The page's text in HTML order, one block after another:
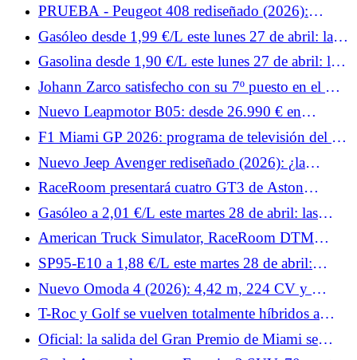
PRUEBA - Peugeot 408 rediseñado (2026):
nuestro veredicto al volante... Rechazado por los
clientes, el Peugeot 408 aprovecha el inevitable
lavado de cara a mitad de carrera para... Prueba
lunes 27 de abril de 2026
Gasóleo desde 1,99 €/L este lunes 27 de abril: las
estaciones más baratas para repostar gasóleo
Gasolina desde 1,90 €/L este lunes 27 de abril: las
estaciones más baratas para repostar SP95-E10
Johann Zarco satisfecho con su 7º puesto en el GP
de España de MotoGP 2026: “Un resultado
positivo”
Nuevo Leapmotor B05: desde 26.990 € en
Europa, la berlina eléctrica compacta es fuerte
F1 Miami GP 2026: programa de televisión del fin
de semana y horarios para Francia
Nuevo Jeep Avenger rediseñado (2026): ¿la
parrilla iluminada como principal cambio del SUV
urbano?
RaceRoom presentará cuatro GT3 de Aston
Martin, Porsche, Ford y Lamborghini el mes que
viene.
Gasóleo a 2,01 €/L este martes 28 de abril: las
estaciones más baratas de Francia para repostar
gasóleo
American Truck Simulator, RaceRoom DTM
Esports y Rennsport: noticias de simracing de la
semana 19.
SP95-E10 a 1,88 €/L este martes 28 de abril:
¿dónde encontrar estaciones por debajo de la media
de 2 €/L en Francia?
Nuevo Omoda 4 (2026): 4,42 m, 224 CV y ​​
menos de 30.000 €
T-Roc y Golf se vuelven totalmente híbridos a
finales de 2026: Volkswagen da detalles de sus dos
nuevos motores
Oficial: la salida del Gran Premio de Miami se
adelanta tres horas debido al mal tiempo.